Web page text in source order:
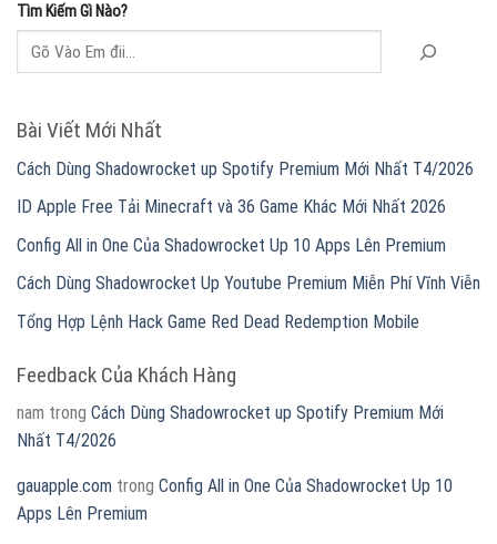
Tìm Kiếm Gì Nào?
Bài Viết Mới Nhất
Cách Dùng Shadowrocket up Spotify Premium Mới Nhất T4/2026
ID Apple Free Tải Minecraft và 36 Game Khác Mới Nhất 2026
Config All in One Của Shadowrocket Up 10 Apps Lên Premium
Cách Dùng Shadowrocket Up Youtube Premium Miễn Phí Vĩnh Viễn
Tổng Hợp Lệnh Hack Game Red Dead Redemption Mobile
Feedback Của Khách Hàng
nam trong Cách Dùng Shadowrocket up Spotify Premium Mới
Nhất T4/2026
gauapple.com trong Config All in One Của Shadowrocket Up 10
Apps Lên Premium